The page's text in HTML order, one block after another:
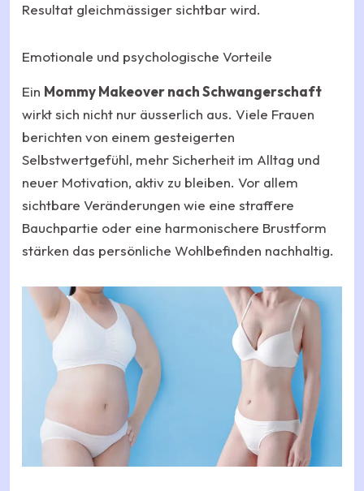
Resultat gleichmässiger sichtbar wird.
Emotionale und psychologische Vorteile
Ein Mommy Makeover nach Schwangerschaft
wirkt sich nicht nur äusserlich aus. Viele Frauen
berichten von einem gesteigerten
Selbstwertgefühl, mehr Sicherheit im Alltag und
neuer Motivation, aktiv zu bleiben. Vor allem
sichtbare Veränderungen wie eine straffere
Bauchpartie oder eine harmonischere Brustform
stärken das persönliche Wohlbefinden nachhaltig.